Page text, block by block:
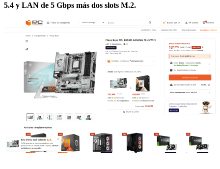
5.4 y LAN de 5 Gbps más dos slots M.2.